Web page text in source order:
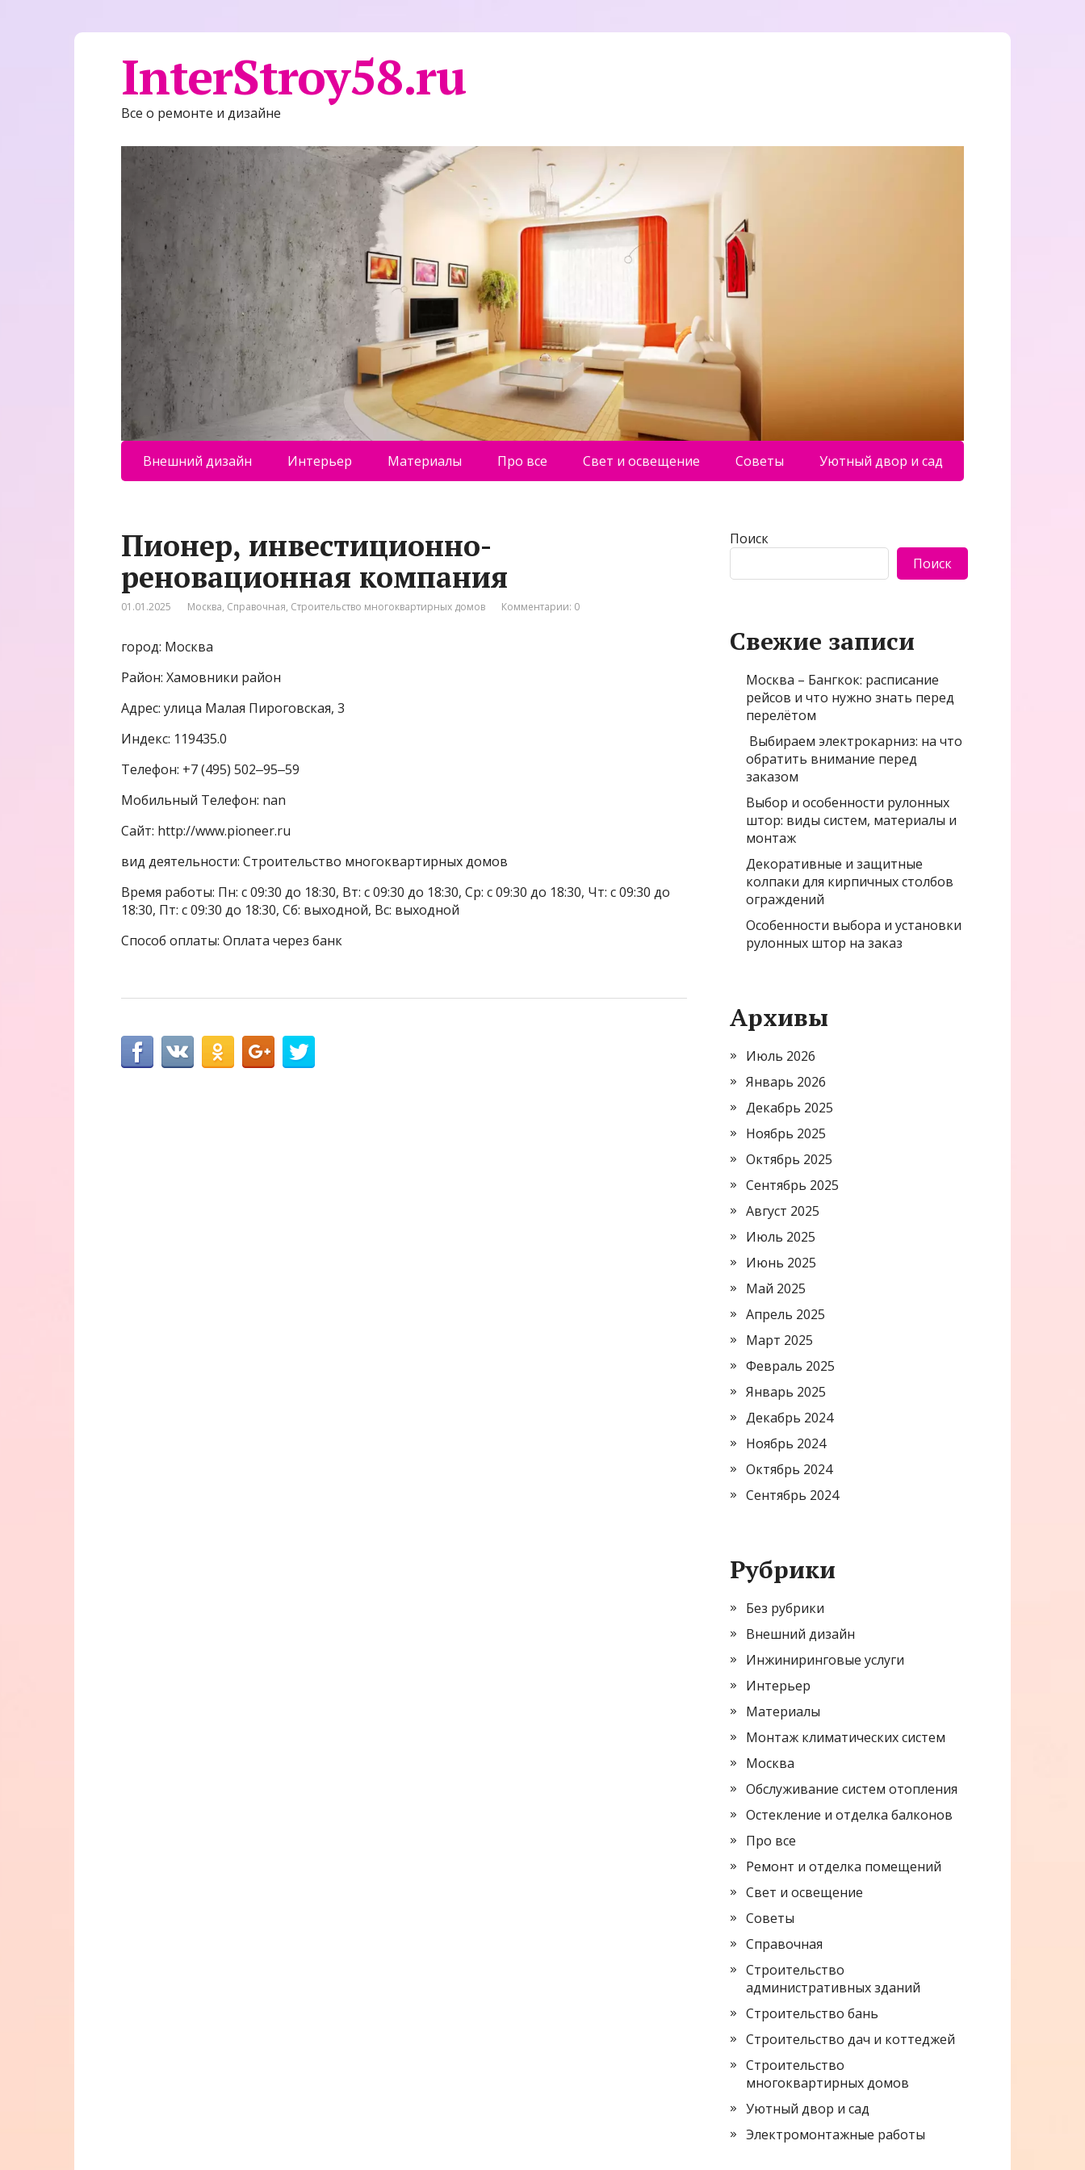
InterStroy58.ru
Все о ремонте и дизайне
Внешний дизайн Интерьер Материалы Про все Свет и освещение Советы Уютный двор и сад
Пионер, инвестиционно-
реновационная компания
01.01.2025 Москва, Справочная, Строительство многоквартирных домов Комментарии: 0
город: Москва
Район: Хамовники район
Адрес: улица Малая Пироговская, 3
Индекс: 119435.0
Телефон: +7 (495) 502‒95‒59
Мобильный Телефон: nan
Сайт: http://www.pioneer.ru
вид деятельности: Строительство многоквартирных домов
Время работы: Пн: с 09:30 до 18:30, Вт: с 09:30 до 18:30, Ср: с 09:30 до 18:30, Чт: с 09:30 до
18:30, Пт: с 09:30 до 18:30, Сб: выходной, Вс: выходной
Способ оплаты: Оплата через банк
Поиск
Поиск
Свежие записи
Москва – Бангкок: расписание
рейсов и что нужно знать перед
перелётом
Выбираем электрокарниз: на что
обратить внимание перед
заказом
Выбор и особенности рулонных
штор: виды систем, материалы и
монтаж
Декоративные и защитные
колпаки для кирпичных столбов
ограждений
Особенности выбора и установки
рулонных штор на заказ
Архивы
Июль 2026
Январь 2026
Декабрь 2025
Ноябрь 2025
Октябрь 2025
Сентябрь 2025
Август 2025
Июль 2025
Июнь 2025
Май 2025
Апрель 2025
Март 2025
Февраль 2025
Январь 2025
Декабрь 2024
Ноябрь 2024
Октябрь 2024
Сентябрь 2024
Рубрики
Без рубрики
Внешний дизайн
Инжиниринговые услуги
Интерьер
Материалы
Монтаж климатических систем
Москва
Обслуживание систем отопления
Остекление и отделка балконов
Про все
Ремонт и отделка помещений
Свет и освещение
Советы
Справочная
Строительство
административных зданий
Строительство бань
Строительство дач и коттеджей
Строительство
многоквартирных домов
Уютный двор и сад
Электромонтажные работы